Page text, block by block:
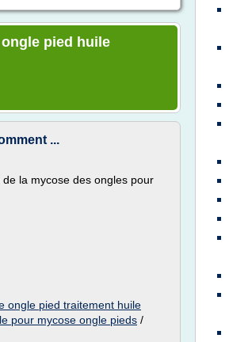
pied huile
...
la mycose des ongles pour
ongle pied traitement huile
pour mycose ongle pieds /